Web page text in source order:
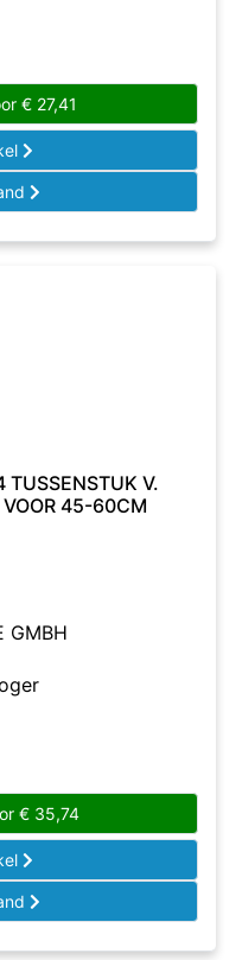
€ 27,41
V.
VOOR 45-60CM
GMBH
€ 35,74